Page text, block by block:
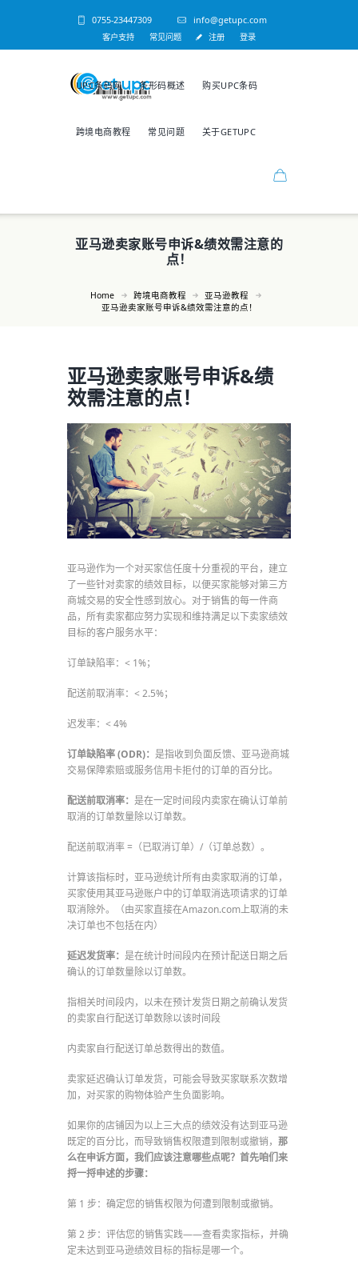
0755-23447309 info@getupc.com
客户支持 常见问题 注册 登录
UPC条码网 条形码概述 购买UPC条码
跨境电商教程 常见问题 关于GETUPC
亚马逊卖家账号申诉&绩效需注意的
点！
Home 跨境电商教程
亚马逊教程
亚马逊卖家账号申诉&绩效需注意的点！
亚马逊卖家账号申诉&绩
效需注意的点！
亚马逊作为一个对买家信任度十分重视的平台，建立
了一些针对卖家的绩效目标，以便买家能够对第三方
商城交易的安全性感到放心。对于销售的每一件商
品，所有卖家都应努力实现和维持满足以下卖家绩效
目标的客户服务水平：
订单缺陷率：< 1%；
配送前取消率：< 2.5%；
迟发率：< 4%
订单缺陷率 (ODR)： 是指收到负面反馈、亚马逊商城
交易保障索赔或服务信用卡拒付的订单的百分比。
配送前取消率： 是在一定时间段内卖家在确认订单前
取消的订单数量除以订单数。
配送前取消率 =（已取消订单）/（订单总数）。
计算该指标时，亚马逊统计所有由卖家取消的订单，
买家使用其亚马逊账户中的订单取消选项请求的订单
取消除外。（由买家直接在Amazon.com上取消的未
决订单也不包括在内）
延迟发货率： 是在统计时间段内在预计配送日期之后
确认的订单数量除以订单数。
指相关时间段内，以未在预计发货日期之前确认发货
的卖家自行配送订单数除以该时间段
内卖家自行配送订单总数得出的数值。
卖家延迟确认订单发货，可能会导致买家联系次数增
加，对买家的购物体验产生负面影响。
如果你的店铺因为以上三大点的绩效没有达到亚马逊
既定的百分比，而导致销售权限遭到限制或撤销， 那
么在申诉方面，我们应该注意哪些点呢？首先咱们来
捋一捋申述的步骤：
第 1 步：确定您的销售权限为何遭到限制或撤销。
第 2 步：评估您的销售实践——查看卖家指标，并确
定未达到亚马逊绩效目标的指标是哪一个。